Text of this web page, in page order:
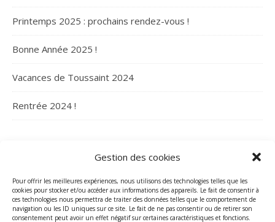
Gestion des cookies
Pour offrir les meilleures expériences, nous utilisons des technologies telles que les
cookies pour stocker et/ou accéder aux informations des appareils. Le fait de consentir à
ces technologies nous permettra de traiter des données telles que le comportement de
navigation ou les ID uniques sur ce site. Le fait de ne pas consentir ou de retirer son
consentement peut avoir un effet négatif sur certaines caractéristiques et fonctions.
Printemps 2025 : prochains rendez-vous !
Bonne Année 2025 !
Vacances de Toussaint 2024
Rentrée 2024 !
ARCHIVES
Archives